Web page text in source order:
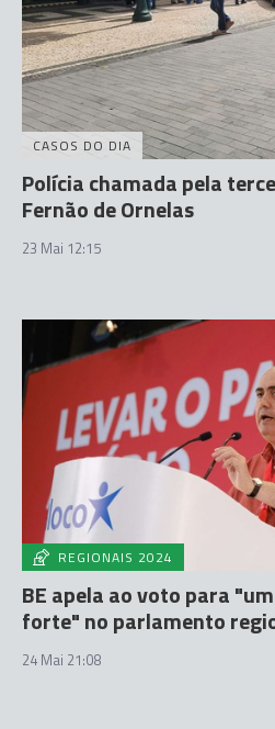
CASOS DO DIA
Polícia chamada pela
Fernão de Ornelas
23 Mai 12:15
REGIONAIS 2024
BE apela ao voto para
forte" no parlamento
24 Mai 21:08